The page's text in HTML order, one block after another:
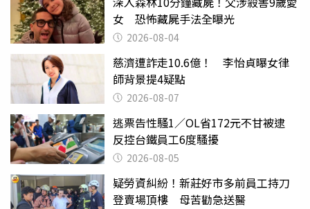
女 恐怖藏屍手法全曝光
2026-08-04
慈濟遭詐走10.6億！ 李怡貞曝女律
師背景提4疑點
2026-08-07
逃票告性騷1／OL省172元不甘被逮
反控台鐵員工6度騷擾
2026-08-05
疑勞資糾紛！新莊好市多前員工持刀
登賣場頂樓 母苦勸急送醫